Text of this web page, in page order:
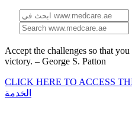
Accept the challenges so that
victory. – George S. Patton
CLICK HERE TO ACCESS
الخدمة